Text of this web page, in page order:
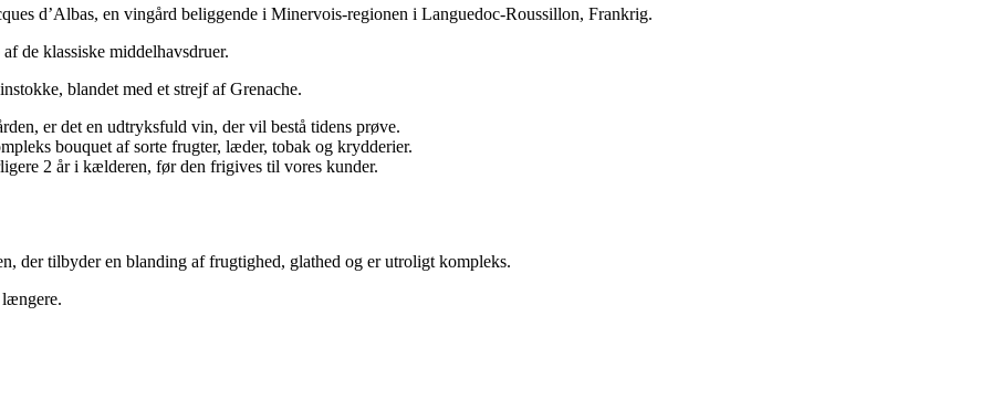
d’Albas, en vingård beliggende i Minervois-regionen i Languedoc-Roussillon, Frankrig.
de klassiske middelhavsdruer.
blandet med et strejf af Grenache.
er det en udtryksfuld vin, der vil bestå tidens prøve.
bouquet af sorte frugter, læder, tobak og krydderier.
2 år i kælderen, før den frigives til vores kunder.
der tilbyder en blanding af frugtighed, glathed og er utroligt kompleks.